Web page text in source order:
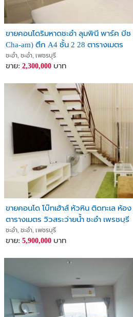
ขายคอนโดริมหาดชะอำ ลุมพินี พาร์ค บีช
Cha-am) ตึก A4 ชั้น 2 28 ตารางเมตร
ชะอำ, ชะอำ, เพชรบุรี
ขาย: 2,300,000 บาท
ขายคอนโด โบ๊ทเฮ้าส์ หัวหิน ติดทะเล ห้อ
ตารางเมตร วิวสระว่ายน้ำ ชะอำ เพรชบุรี
ชะอำ, ชะอำ, เพชรบุรี
ขาย: 5,900,000 บาท